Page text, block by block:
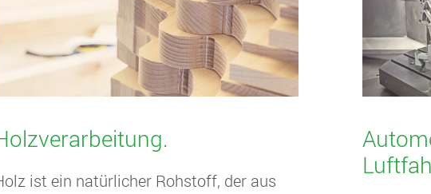
ist ein natürlicher Rohstoff, der aus